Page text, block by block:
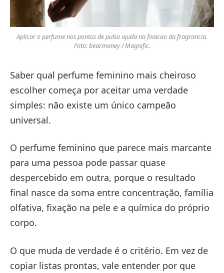
Aplicar o perfume nos pontos de pulso ajuda na fixacao da fragrancia.
Foto: bearmoney / Magnific.
Saber qual perfume feminino mais cheiroso
escolher começa por aceitar uma verdade
simples: não existe um único campeão
universal.
O perfume feminino que parece mais marcante
para uma pessoa pode passar quase
despercebido em outra, porque o resultado
final nasce da soma entre concentração, família
olfativa, fixação na pele e a química do próprio
corpo.
O que muda de verdade é o critério. Em vez de
copiar listas prontas, vale entender por que